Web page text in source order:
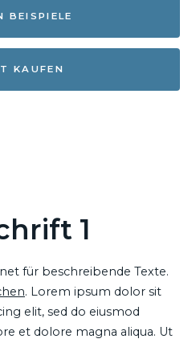
BEISPIELE
KAUFEN
1
für beschreibende Texte.
. Lorem ipsum dolor sit
elit, sed do eiusmod
et dolore magna aliqua. Ut